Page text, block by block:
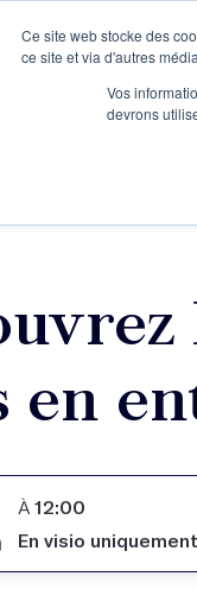
Ce site web stocke des
ce site et via d'autres
Vos
devrons
session
en
À 12:00
En visio uniquement